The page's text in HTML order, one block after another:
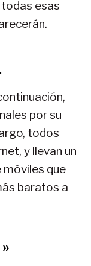
esas
por su
todos
y llevan un
que
baratos a